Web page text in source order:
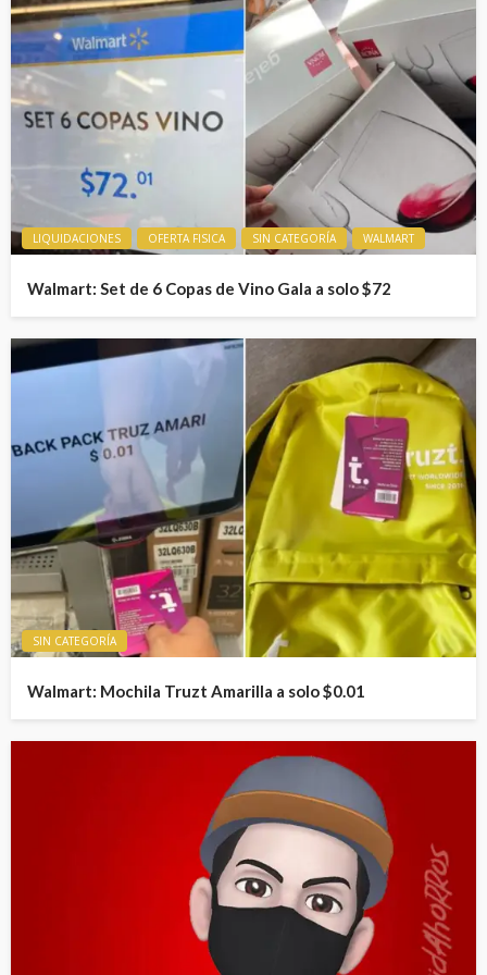
LIQUIDACIONES OFERTA FISICA SIN CATEGORÍA WALMART
Walmart: Set de 6 Copas de Vino Gala a solo $72
SIN CATEGORÍA
Walmart: Mochila Truzt Amarilla a solo $0.01